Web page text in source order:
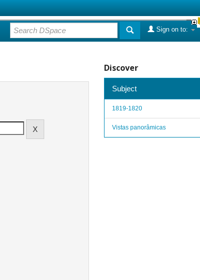
Sign on to:
Discover
Subject
1819-1820
Vistas panorâmicas